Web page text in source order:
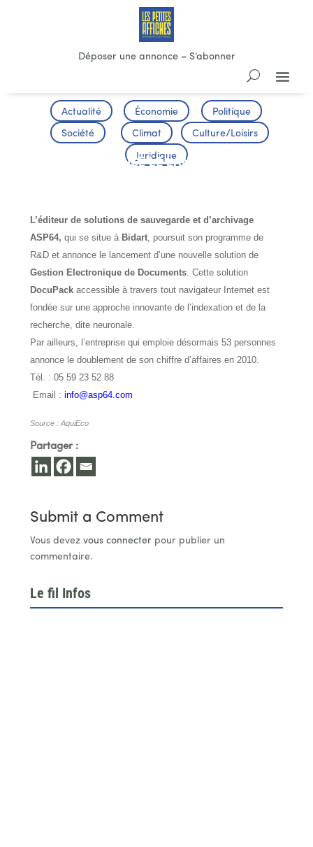
Déposer une annonce– S’abonner
Actualité Économie Politique
Société Climat Culture/Loisirs
Juridique
ASP64 ANNONCE LE LANCEMENT D’UNE
L’éditeur de solutions de sauvegarde et d’archivage
ASP64, qui se situe àBidart, poursuit son programme de
R&D et annonce le lancement d’une nouvelle solution de
Gestion Electronique de Documents. Cette solution
DocuPackaccessible à travers tout navigateur Internet est
fondée sur une approche innovante de l’indexation et de la
recherche, dite neuronale.
Par ailleurs, l’entreprise qui emploie désormais 53 personnes
annonce le doublement de son chiffre d’affaires en 2010.
Tél. : 05 59 23 52 88
Email : info@asp64.com
Source : AquiEco
Partager :
Submit a Comment
Vous devez vous connecterpour publier un
commentaire.
Le fil Infos